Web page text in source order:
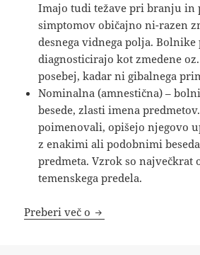
Imajo tudi težave pri branju in
simptomov običajno ni-razen
desnega vidnega polja. Bolnike
diagnosticirajo kot zmedene
posebej, kadar ni gibalnega
Nominalna (amnestična) –
besede, zlasti imena
poimenovali, opišejo njegovo
z enakimi ali podobnimi
predmeta. Vzrok so največkrat
temenskega predela.
Preberi več o Nevrologija